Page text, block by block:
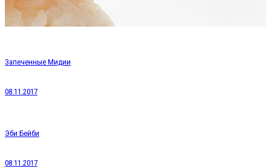
Запеченные Мидии
08.11.2017
Эби Бейби
08.11.2017